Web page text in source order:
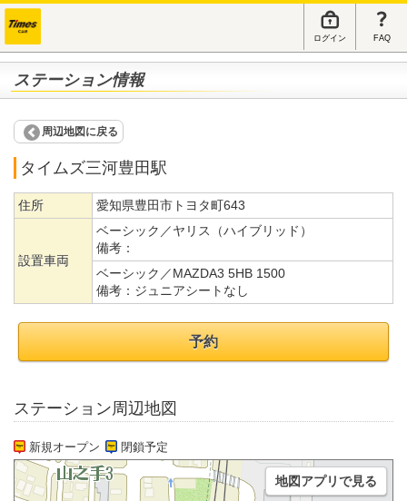
ログイン FAQ
ステーション情報
周辺地図に戻る
タイムズ三河豊田駅
住所 愛知県豊田市トヨタ町643
設置車両
ベーシック／ヤリス（ハイブリッド）
備考：
ベーシック／MAZDA3 5HB 1500
備考： ジュニアシートなし
予約
ステーション周辺地図
新規オープン 閉鎖予定
地図アプリで見る